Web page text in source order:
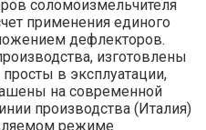
соломоизмельчителя
применения единого
дефлекторов.
изготовлены
в эксплуатации,
на современной
производства (Италия)
режиме